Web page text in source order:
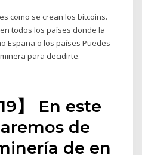
como se crean los bitcoins.
todos los países donde la
España o los países Puedes
para decidirte.
】 En este
de
de en